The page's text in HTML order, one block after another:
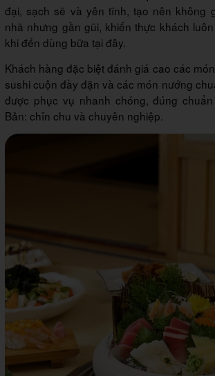
đại, sạch sẽ và yên tĩnh, tạo nên không
nhã nhưng gần gũi, khiến thực khách
khi đến dùng bữa tại đây.
Khách hàng đặc biệt đánh giá cao các
sushi cuộn đầy đặn và các món nướng
được phục vụ nhanh chóng, đúng
Bản: chỉn chu và chuyên nghiệp.